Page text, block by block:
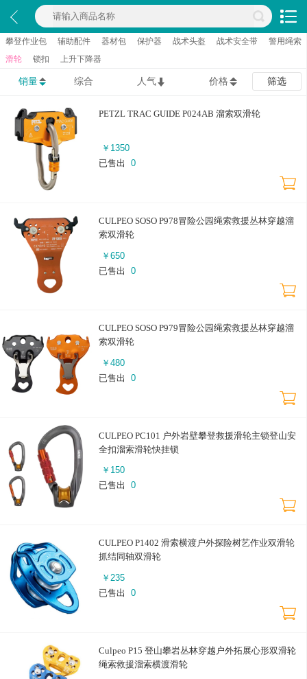
攀登作业包 辅助配件 器材包 保护器 战术头盔 战术安全带
警用绳索
滑轮
锁扣 上升下降器
销量 综合 人气 价格 筛选
PETZL TRAC GUIDE P024AB 溜索双滑轮
￥ 1350
已售出
0
CULPEO SOSO P978冒险公园绳索救援丛林穿越溜
索双滑轮
￥ 650
已售出
0
CULPEO SOSO P979冒险公园绳索救援丛林穿越溜
索双滑轮
￥ 480
已售出
0
CULPEO PC101 户外岩壁攀登救援滑轮主锁登山安
全扣溜索滑轮快挂锁
￥ 150
已售出
0
CULPEO P1402 滑索横渡户外探险树艺作业双滑轮
抓结同轴双滑轮
￥ 235
已售出
0
Culpeo P15 登山攀岩丛林穿越户外拓展心形双滑轮
绳索救援溜索横渡滑轮